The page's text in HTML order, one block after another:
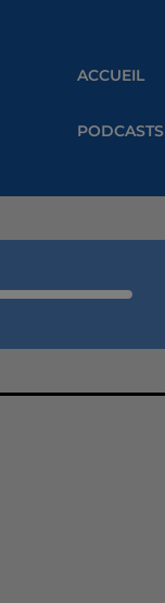
ACCUEIL
PODCASTS